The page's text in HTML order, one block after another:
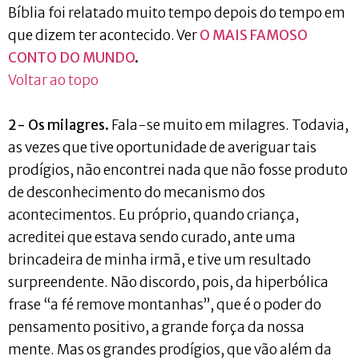
Bíblia foi relatado muito tempo depois do tempo em
que dizem ter acontecido. VerO MAIS FAMOSO
CONTO DO MUNDO.
Voltar ao topo
2- Os milagres. Fala-se muito em milagres. Todavia,
as vezes que tive oportunidade de averiguar tais
prodígios, não encontrei nada que não fosse produto
de desconhecimento do mecanismo dos
acontecimentos. Eu próprio, quando criança,
acreditei que estava sendo curado, ante uma
brincadeira de minha irmã, e tive um resultado
surpreendente. Não discordo, pois, da hiperbólica
frase “a fé remove montanhas”, que é o poder do
pensamento positivo, a grande força da nossa
mente. Mas os grandes prodígios, que vão além da